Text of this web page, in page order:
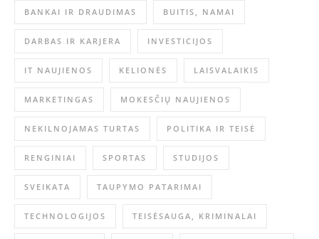
BANKAI IR DRAUDIMAS BUITIS, NAMAI
DARBAS IR KARJERA INVESTICIJOS
IT NAUJIENOS KELIONĖS LAISVALAIKIS
MARKETINGAS MOKESČIŲ NAUJIENOS
NEKILNOJAMAS TURTAS POLITIKA IR TEISĖ
RENGINIAI SPORTAS STUDIJOS
SVEIKATA TAUPYMO PATARIMAI
TECHNOLOGIJOS TEISĖSAUGA, KRIMINALAI